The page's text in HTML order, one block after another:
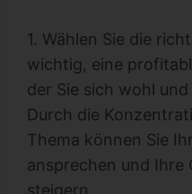
1. Wählen Sie die
wichtig, eine
der Sie sich wohl
Durch die
Thema können Sie
ansprechen und Ihre
steigern.